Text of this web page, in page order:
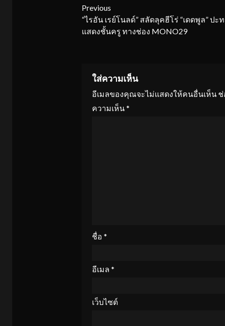
Continue
Reading
Previous
“ไรอัน เรย์โนลด์” สลัดลุคฮีโร่ “เดดพูล” ปะ
แสดงชั้นครู ทางช่อง MONO29
ใส่ความเห็น
อีเมลของคุณจะไม่แสดงให้คนอื่นเห็น ช่
ความเห็น*
ชื่อ *
อีเมล *
เว็บไซต์